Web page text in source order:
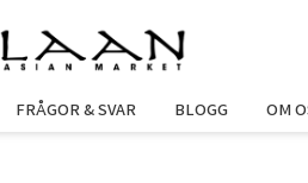
FRÅGOR & SVAR BLOGG OM